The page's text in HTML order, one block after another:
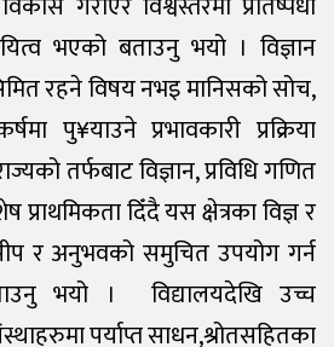
भएको बताउनु भयो । विज्ञान
रहने विषय नभइ मानिसको सोच,
पु¥याउने प्रभावकारी प्रक्रिया
तर्फबाट विज्ञान, प्रविधि गणित
प्राथमिकता दिँदै यस क्षेत्रका विज्ञ र
र अनुभवको समुचित उपयोग गर्न
भयो । विद्यालयदेखि उच्च
पर्याप्त साधन,श्रोतसहितका